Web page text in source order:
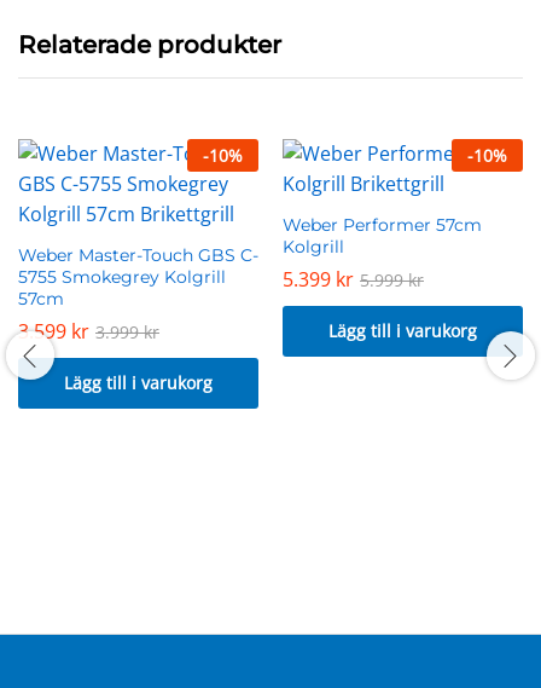
Relaterade produkter
-10%
Weber Master-Touch GBS C-
5755 Smokegrey Kolgrill
57cm
3.599 kr 3.999kr
Lägg till i varukorg
-10%
Weber Performer 57cm
Kolgrill
5.399 kr 5.999kr
Lägg till i varukorg